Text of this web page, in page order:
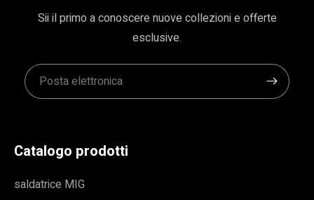
Sii il primo a conoscere nuove collezioni e offerte
esclusive.
Catalogo prodotti
saldatrice MIG